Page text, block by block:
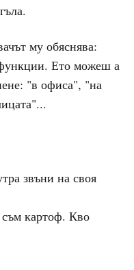
му обяснява:
Ето можеш а
"в офиса", "на
звъни на своя
картоф. Кво